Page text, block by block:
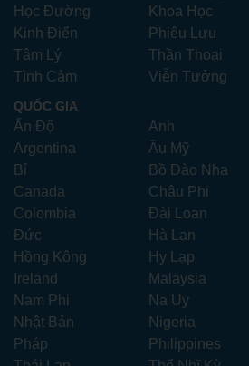
Học Đường
Khoa Học
Kinh Điển
Phiêu Lưu
Tâm Lý
Thần Thoại
Tình Cảm
Viễn Tưởng
QUỐC GIA
Ấn Độ Anh
Argentina
Âu Mỹ
Bỉ
Bồ Đào Nha
Canada
Châu Phi
Colombia
Đài Loan
Đức
Hà Lan
Hồng Kông
Hy Lạp
Ireland
Malaysia
Nam Phi
Na Uy
Nhật Bản
Nigeria
Pháp
Philippines